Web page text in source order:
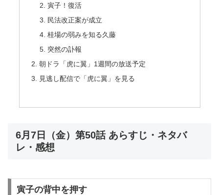
寅子！復活
民法改正案が成立
桂場の弱みを知る久藤
突然の訃報
朝ドラ「虎に翼」1週間の放送予定
見逃し配信で「虎に翼」を見る
6月7日（金）第50話 あらすじ・ネタバ
レ・感想
寅子の背中を押す